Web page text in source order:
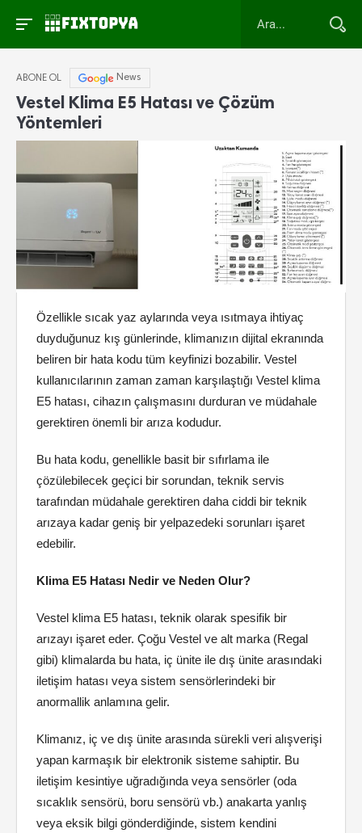
ABONE OL News
Vestel Klima E5 Hatası ve Çözüm
Yöntemleri
Özellikle sıcak yaz aylarında veya ısıtmaya ihtiyaç
duyduğunuz kış günlerinde, klimanızın dijital ekranında
beliren bir hata kodu tüm keyfinizi bozabilir. Vestel
kullanıcılarının zaman zaman karşılaştığı Vestel klima
E5 hatası, cihazın çalışmasını durduran ve müdahale
gerektiren önemli bir arıza kodudur.
Bu hata kodu, genellikle basit bir sıfırlama ile
çözülebilecek geçici bir sorundan, teknik servis
tarafından müdahale gerektiren daha ciddi bir teknik
arızaya kadar geniş bir yelpazedeki sorunları işaret
edebilir.
Klima E5 Hatası Nedir ve Neden Olur?
Vestel klima E5 hatası, teknik olarak spesifik bir
arızayı işaret eder. Çoğu Vestel ve alt marka (Regal
gibi) klimalarda bu hata, iç ünite ile dış ünite arasındaki
iletişim hatası veya sistem sensörlerindeki bir
anormallik anlamına gelir.
Klimanız, iç ve dış ünite arasında sürekli veri alışverişi
yapan karmaşık bir elektronik sisteme sahiptir. Bu
iletişim kesintiye uğradığında veya sensörler (oda
sıcaklık sensörü, boru sensörü vb.) anakarta yanlış
veya eksik bilgi gönderdiğinde, sistem kendini